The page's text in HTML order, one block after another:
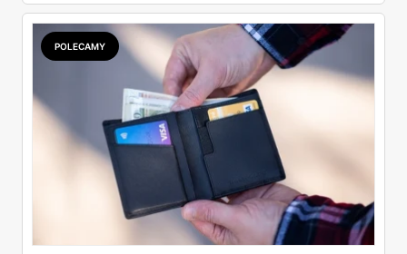
Sprawdź wszystkie szczegóły o tej ofercie!
POLECAMY